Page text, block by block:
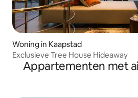
Woning in Kaapstad
Exclusieve Tree House Hideaway
Appartementen met